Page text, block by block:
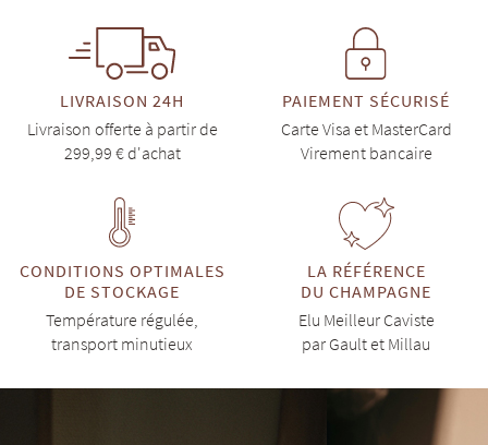
LIVRAISON 24H
Livraison offerte à partir de
299,99 € d'achat
PAIEMENT SÉCURISÉ
Carte Visa et MasterCard
Virement bancaire
CONDITIONS OPTIMALES
DE STOCKAGE
Température régulée,
transport minutieux
LA RÉFÉRENCE
DU CHAMPAGNE
Elu Meilleur Caviste
par Gault et Millau